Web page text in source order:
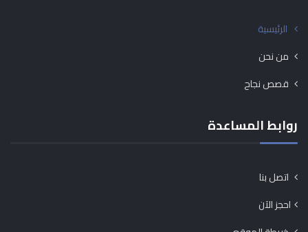
الرئيسية
من نحن
قصص نجاح
روابط المساعدة
اتصل بنا
احجز الآن